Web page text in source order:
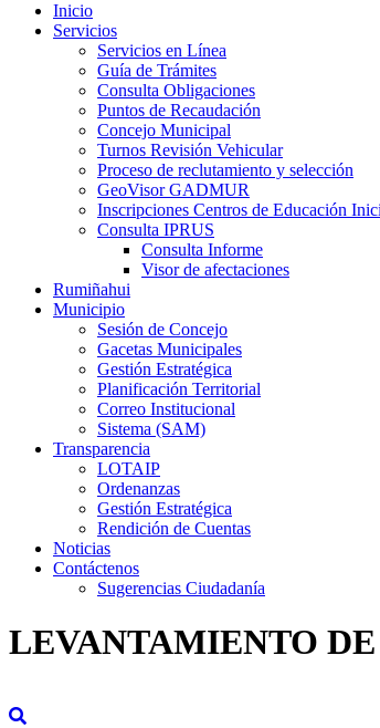
Inicio
Servicios
Servicios en Línea
Guía de Trámites
Consulta Obligaciones
Puntos de Recaudación
Concejo Municipal
Turnos Revisión Vehicular
Proceso de reclutamiento y selección
GeoVisor GADMUR
Inscripciones Centros de Educación
Consulta IPRUS
Consulta Informe
Visor de afectaciones
Rumiñahui
Municipio
Sesión de Concejo
Gacetas Municipales
Gestión Estratégica
Planificación Territorial
Correo Institucional
Sistema (SAM)
Transparencia
LOTAIP
Ordenanzas
Gestión Estratégica
Rendición de Cuentas
Noticias
Contáctenos
Sugerencias Ciudadanía
LEVANTAMIENTO